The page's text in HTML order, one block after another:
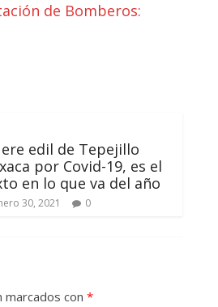
de Bomberos:
edil de Tepejillo
por Covid-19, es el
en lo que va del año
30, 2021 0
con *